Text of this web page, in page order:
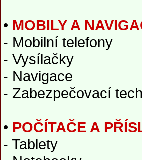
• MOBILY A
- Mobilní telefony
- Vysílačky
- Navigace
- Zabezpečovací
• POČÍTAČE A
- Tablety